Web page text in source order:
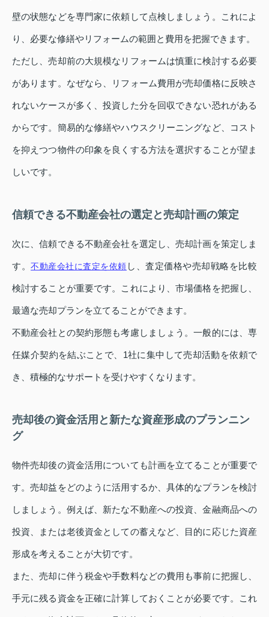
壁の状態などを専門家に依頼して点検しましょう。これによ
り、必要な修繕やリフォームの範囲と費用を把握できます。
ただし、売却前の大規模なリフォームは慎重に検討する必要
があります。なぜなら、リフォーム費用が売却価格に反映さ
れないケースが多く、投資した分を回収できない恐れがある
からです。簡易的な修繕やハウスクリーニングなど、コスト
を抑えつつ物件の印象を良くする方法を選択することが望ま
しいです。
信頼できる不動産会社の選定と売却計画の策定
次に、信頼できる不動産会社を選定し、売却計画を策定しま
す。不動産会社に査定を依頼 し、査定価格や売却戦略を比較
検討することが重要です。これにより、市場価格を把握し、
最適な売却プランを立てることができます。
不動産会社との契約形態も考慮しましょう。一般的には、専
任媒介契約を結ぶことで、1社に集中して売却活動を依頼で
き、積極的なサポートを受けやすくなります。
売却後の資金活用と新たな資産形成のプランニン
グ
物件売却後の資金活用についても計画を立てることが重要で
す。売却益をどのように活用するか、具体的なプランを検討
しましょう。例えば、新たな不動産への投資、金融商品への
投資、または老後資金としての蓄えなど、目的に応じた資産
形成を考えることが大切です。
また、売却に伴う税金や手数料などの費用も事前に把握し、
手元に残る資金を正確に計算しておくことが必要です。これ